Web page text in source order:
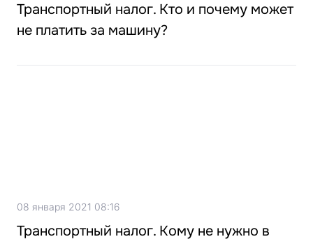
Транспортный налог. Кто и почему может
не платить за машину?
08 января 2021 08:16
Транспортный налог. Кому не нужно в